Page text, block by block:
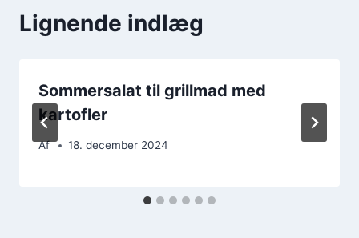
Lignende indlæg
Sommersalat til grillmad med
kartofler
Af 18. december 2024